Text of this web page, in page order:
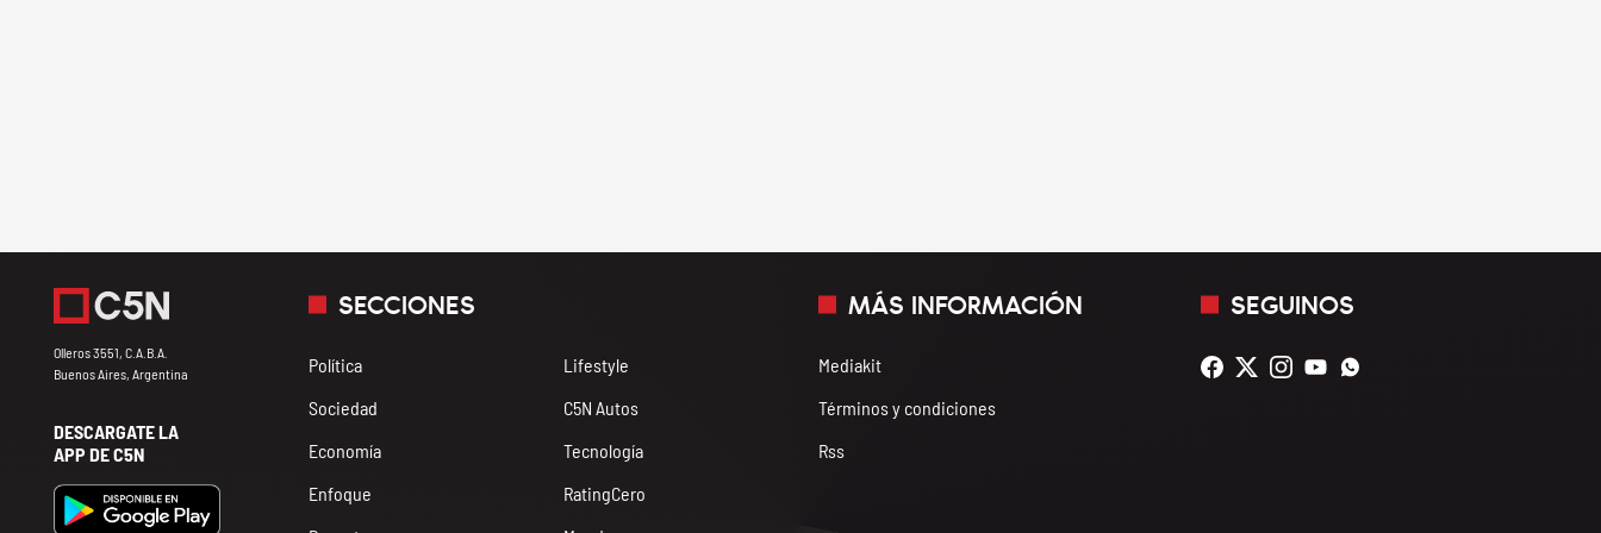
Olleros 3551, C.A.B.A.
Buenos Aires, Argentina
DESCARGATE LA
APP DE C5N
SECCIONES
Política
Sociedad
Economía
Enfoque
Lifestyle
C5N Autos
Tecnología
RatingCero
MÁS INFORMACIÓN
Mediakit
Términos y condiciones
Rss
SEGUINOS